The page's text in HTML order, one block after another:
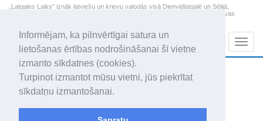
Informējam, ka pilnvērtīgai satura un
lietošanas ērtības nodrošināšanai šī vietne
izmanto sīkdatnes (cookies).
Turpinot izmantot mūsu vietni, jūs piekrītat
sīkdatņu izmantošanai.
„Latgales Laiks” iznāk latviešu un krievu valodās visā Dienvidlatgalē un Sēlijā,
„Latgales Laiks” latviešu valodā aptver Daugavpils valstspilsētu, Augšdaugavas
2026. gada 7. augusts
Piektdiena
Alfrēds, Fredis, Madars
+21.7